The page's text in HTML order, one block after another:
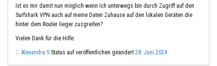
Ist es mir damit nun möglich wenn ich unterwegs bin durch Zugriff auf den
Surfshark VPN auch auf meine Daten Zuhause auf den lokalen Geräten die
hinter dem Router lieger zuzgreifen?
Vielen Dank für die Hilfe.
Alexandra S Status auf veröffentlichen geändert 28. Juni 2024